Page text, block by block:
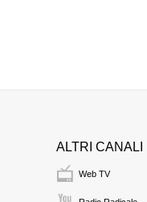
ALTRI CANALI
Web TV